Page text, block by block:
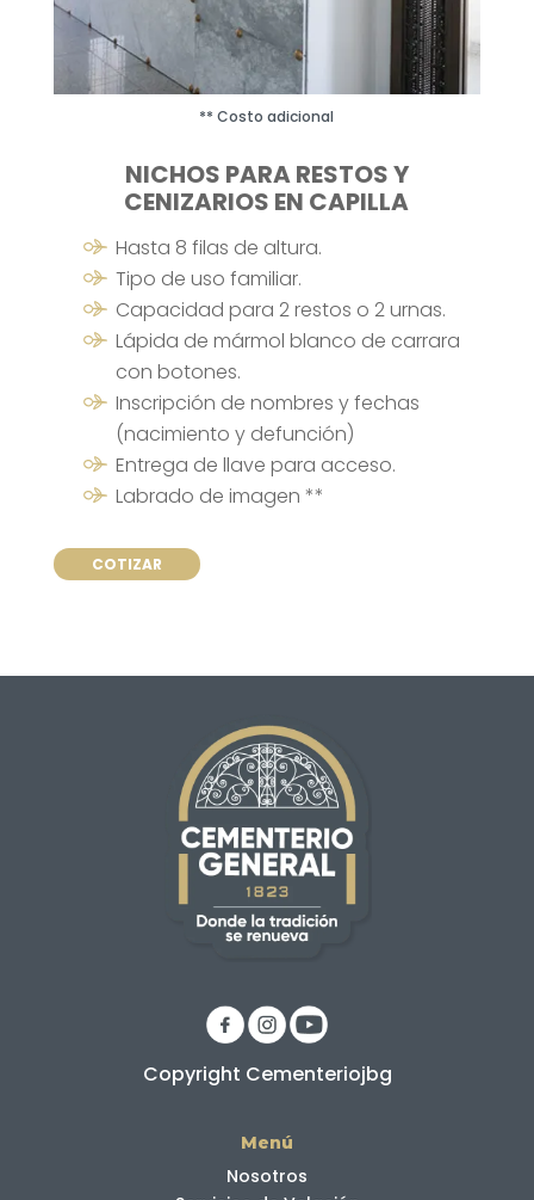
** Costo adicional
NICHOS PARA RESTOS Y
CENIZARIOS EN CAPILLA
Hasta 8 filas de altura.
Tipo de uso familiar.
Capacidad para 2 restos o 2 urnas.
Lápida de mármol blanco de carrara
con botones.
Inscripción de nombres y fechas
(nacimiento y defunción)
Entrega de llave para acceso.
Labrado de imagen **
COTIZAR
Copyright Cementeriojbg
Menú
Nosotros